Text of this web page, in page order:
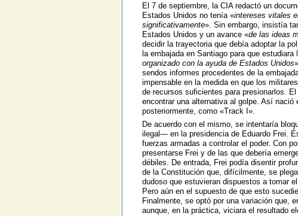
El 7 de septiembre, la CIA redactó un
Estados Unidos no tenía «intereses vitales
significativamente». Sin embargo, insistía
Estados Unidos y un avance «de las ideas
decidir la trayectoria que debía adoptar la
la embajada en Santiago para que
organizado con la ayuda de Estados Unidos
sendos informes procedentes de la
impensable en la medida en que los
de recursos suficientes para presionarlos.
encontrar una alternativa al golpe. Así
posteriormente, como «Track I».
De acuerdo con el mismo, se intentaría
ilegal— en la presidencia de Eduardo Frei.
fuerzas armadas a controlar el poder. Con
presentarse Frei y de las que debería
débiles. De entrada, Frei podía disentir
de la Constitución que, difícilmente, se
dudoso que estuvieran dispuestos a tomar
Pero aún en el supuesto de que esto
Finalmente, se optó por una variación que,
aunque, en la práctica, viciara el resultado